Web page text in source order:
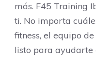
más. F45 Training
ti. No importa
fitness, el equipo
listo para ayudarte